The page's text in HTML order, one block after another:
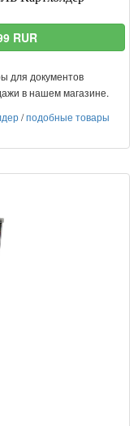
RUR
для документов
в нашем магазине.
/подобные товары